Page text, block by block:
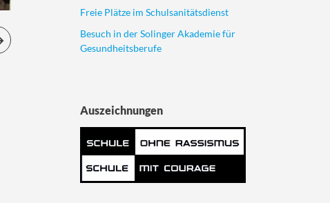
Freie Plätze im Schulsanitätsdienst
Besuch in der Solinger Akademie für
Gesundheitsberufe
Auszeichnungen